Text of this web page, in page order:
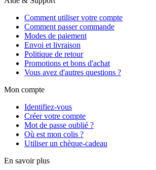
Comment utiliser votre compte
Comment passer commande
Modes de paiement
Envoi et livraison
Politique de retour
Promotions et bons d'achat
Vous avez d'autres questions ?
Mon compte
Identifiez-vous
Créer votre compte
Mot de passe oublié ?
Où est mon colis ?
Utiliser un chèque-cadeau
En savoir plus